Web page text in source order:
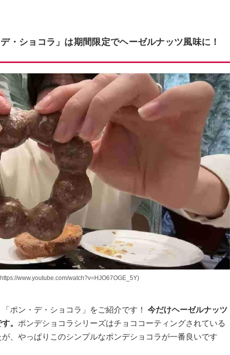
・ショコラ」は期間限定でヘーゼルナッツ風味に！
www.youtube.com/watch?v=HJO67OGE_5Y)
ポン・デ・ショコラ」をご紹介です！ 今だけヘーゼルナッツ
。 ポンデショコラシリーズはチョココーティングされている
、やっぱりこのシンプルなポンデショコラが一番良いです